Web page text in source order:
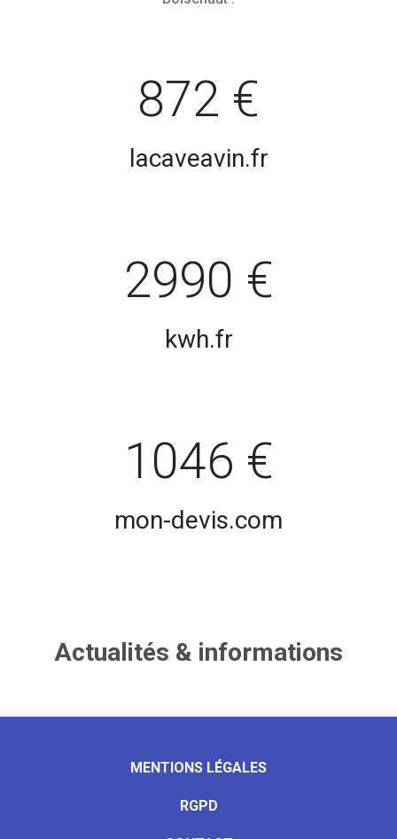
872 €
lacaveavin.fr
2990 €
kwh.fr
1046 €
mon-devis.com
Actualités & informations
MENTIONS LÉGALES
RGPD